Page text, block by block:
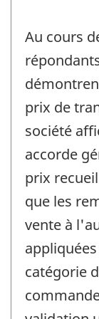
Au cours
prix de
société
accorde
prix
que les
vente à
catégorie